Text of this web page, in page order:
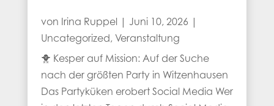
von Irina Ruppel Juni 10, 2026
Uncategorized, Veranstaltung
🐥 Kesper auf Mission: Auf der Suche
nach der größten Party in Witzenhausen
Das Partyküken erobert Social Media Wer